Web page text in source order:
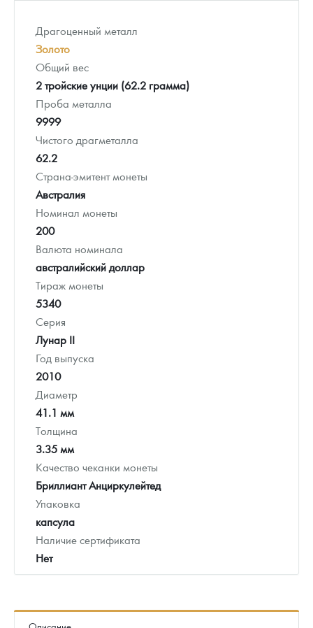
Драгоценный металл
Золото
Общий вес
2 тройские унции (62.2 грамма)
Проба металла
9999
Чистого драгметалла
62.2
Страна-эмитент монеты
Австралия
Номинал монеты
200
Валюта номинала
австралийский доллар
Тираж монеты
5340
Серия
Лунар II
Год выпуска
2010
Диаметр
41.1 мм
Толщина
3.35 мм
Качество чеканки монеты
Бриллиант Анциркулейтед
Упаковка
капсула
Наличие сертификата
Нет